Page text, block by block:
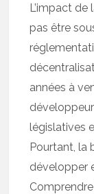
L’impact
pas être
années à
législatives
Pourtant, la
développer